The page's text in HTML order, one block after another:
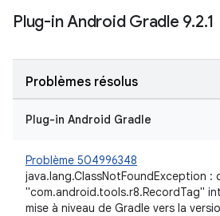
Plug-in Android Gradle 9.2.1
Problèmes résolus
Plug-in Android Gradle
Problème 504996348
java.lang.ClassNotFoundException :
"com.android.tools.r8.RecordTag"
mise à niveau de Gradle vers la